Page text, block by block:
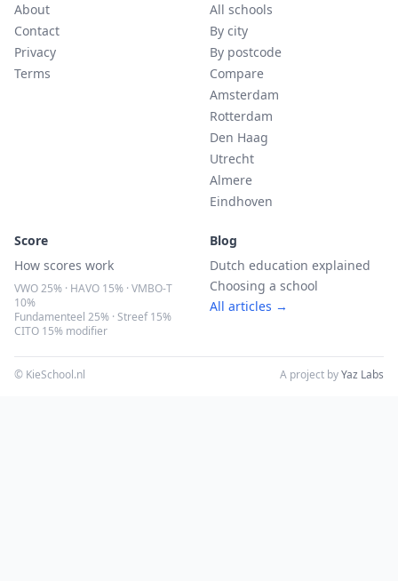
About
Contact
Privacy
Terms
All schools
By city
By postcode
Compare
Amsterdam
Rotterdam
Den Haag
Utrecht
Almere
Eindhoven
Score
How scores work
VWO 25% · HAVO 15% · VMBO-T
10%
Fundamenteel 25% · Streef 15%
CITO 15% modifier
Blog
Dutch education explained
Choosing a school
All articles →
© KieSchool.nl A project byYaz Labs